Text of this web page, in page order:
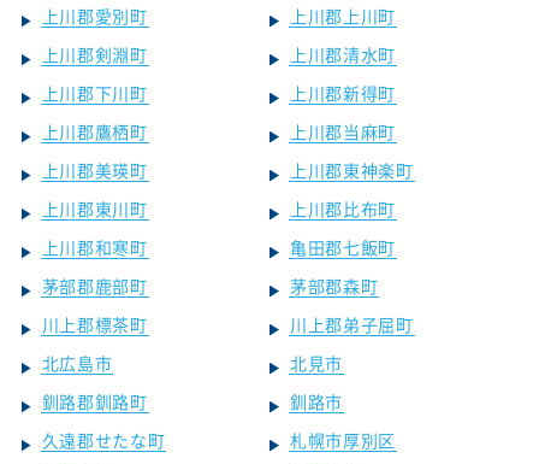
上川郡愛別町
上川郡上川町
上川郡剣淵町
上川郡清水町
上川郡下川町
上川郡新得町
上川郡鷹栖町
上川郡当麻町
上川郡美瑛町
上川郡東神楽町
上川郡東川町
上川郡比布町
上川郡和寒町
亀田郡七飯町
茅部郡鹿部町
茅部郡森町
川上郡標茶町
川上郡弟子屈町
北広島市
北見市
釧路郡釧路町
釧路市
久遠郡せたな町
札幌市厚別区